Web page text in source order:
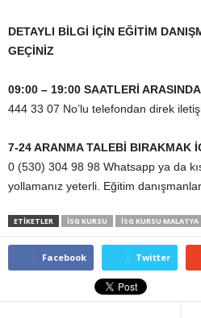
DETAYLI BİLGİ İÇİN EĞİTİM
GEÇİNİZ
09:00 – 19:00 SAATLERİ
444 33 07 No’lu telefondan direk
7-24 ARANMA TALEBİ BIRAKMAK
0 (530) 304 98 98 Whatsapp ya da
yollamanız yeterli. Eğitim
ETİKETLER ISG KURSU İSG KURSU MALATYA
Facebook Twitter